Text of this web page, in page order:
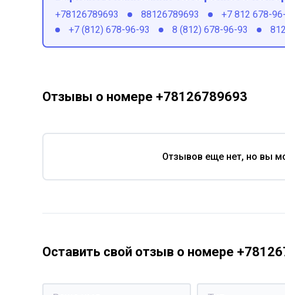
+78126789693 88126789693 +7 812 678-
+7 (812) 678-96-93
8 (812) 678-96-93
Отзывы о номере +78126789693
Отзывов еще нет, но вы
Оставить свой отзыв о номере